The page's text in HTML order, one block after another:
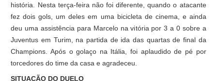
história. Nesta terça-feira não foi diferente, quando o atacante
fez dois gols, um deles em uma bicicleta de cinema, e ainda
deu uma assistência para Marcelo na vitória por 3 a 0 sobre a
Juventus em Turim, na partida de ida das quartas de final da
Champions. Após o golaço na Itália, foi aplaudido de pé por
torcedores do time da casa e agradeceu.
SITUAÇÃO DO DUELO